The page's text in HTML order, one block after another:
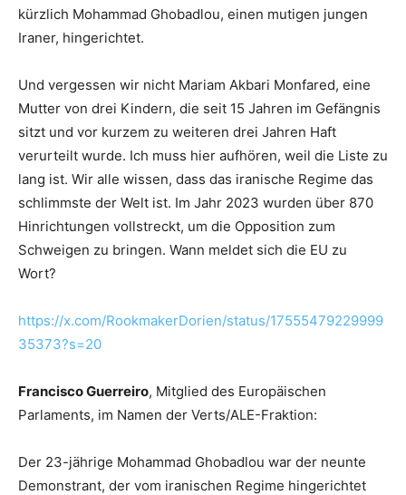
kürzlich Mohammad Ghobadlou, einen mutigen jungen
Iraner, hingerichtet.
Und vergessen wir nicht Mariam Akbari Monfared, eine
Mutter von drei Kindern, die seit 15 Jahren im Gefängnis
sitzt und vor kurzem zu weiteren drei Jahren Haft
verurteilt wurde. Ich muss hier aufhören, weil die Liste zu
lang ist. Wir alle wissen, dass das iranische Regime das
schlimmste der Welt ist. Im Jahr 2023 wurden über 870
Hinrichtungen vollstreckt, um die Opposition zum
Schweigen zu bringen. Wann meldet sich die EU zu
Wort?
https://x.com/RookmakerDorien/status/17555479229999
35373?s=20
Francisco Guerreiro, Mitglied des Europäischen
Parlaments, im Namen der Verts/ALE-Fraktion:
Der 23-jährige Mohammad Ghobadlou war der neunte
Demonstrant, der vom iranischen Regime hingerichtet